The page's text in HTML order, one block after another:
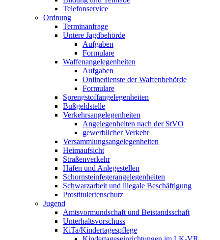
Telefonservice
Ordnung
Terminanfrage
Untere Jagdbehörde
Aufgaben
Formulare
Waffenangelegenheiten
Aufgaben
Onlinedienste der Waffenbehörde
Formulare
Sprengstoff­angelegenheiten
Bußgeldstelle
Verkehrsangelegenheiten
Angelegenheiten nach der StVO
gewerblicher Verkehr
Versammlungs­angelegenheiten
Heimaufsicht
Straßenverkehr
Häfen und Anlegestellen
Schornsteinfeger­angelegenheiten
Schwarzarbeit und illegale Beschäftigung
Prostituiertenschutz
Jugend
Amtsvormundschaft und Beistandsschaft
Unterhaltsvorschuss
KiTa/Kindertagespflege